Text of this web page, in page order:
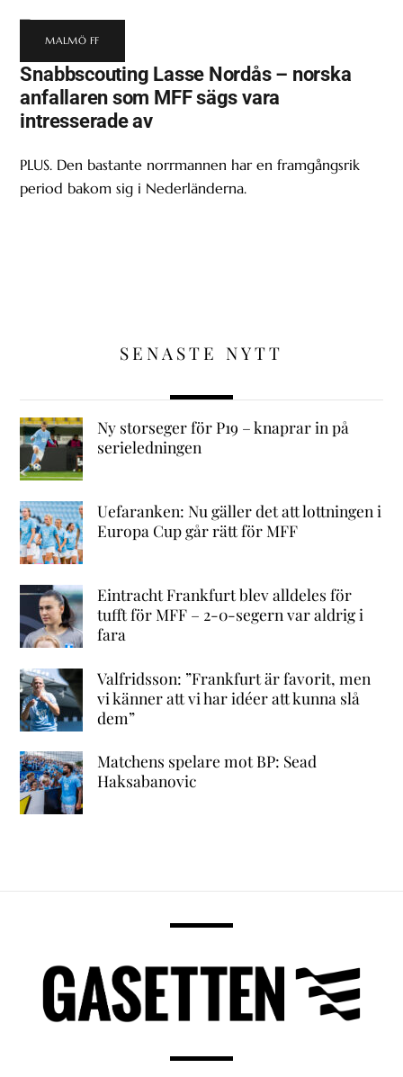
MALMÖ FF
Snabbscouting Lasse Nordås – norska
anfallaren som MFF sägs vara
intresserade av
PLUS. Den bastante norrmannen har en framgångsrik
period bakom sig i Nederländerna.
SENASTE NYTT
Ny storseger för P19 – knaprar in på
serieledningen
Uefaranken: Nu gäller det att lottningen i
Europa Cup går rätt för MFF
Eintracht Frankfurt blev alldeles för
tufft för MFF – 2-0-segern var aldrig i
fara
Valfridsson: ”Frankfurt är favorit, men
vi känner att vi har idéer att kunna slå
dem”
Matchens spelare mot BP: Sead
Haksabanovic